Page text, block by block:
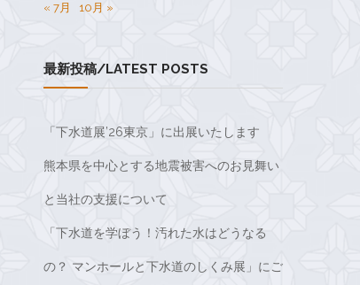
« 7月
10月 »
最新投稿/LATEST POSTS
「下水道展’26東京」に出展いたします
熊本県を中心とする地震被害へのお見舞い
と当社の支援について
「下水道を学ぼう！汚れた水はどうなる
の？ マンホールと下水道のしくみ展」にご